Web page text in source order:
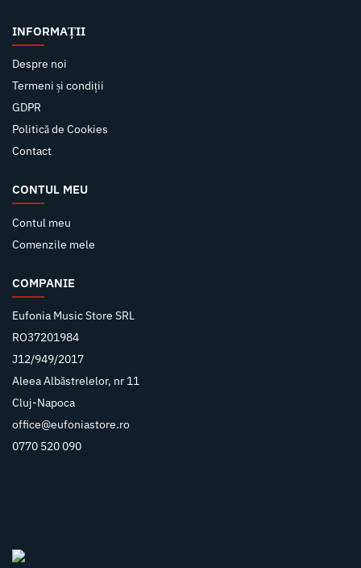
INFORMAȚII
Despre noi
Termeni și condiții
GDPR
Politică de Cookies
Contact
CONTUL MEU
Contul meu
Comenzile mele
COMPANIE
Eufonia Music Store SRL
RO37201984
J12/949/2017
Aleea Albăstrelelor, nr 11
Cluj-Napoca
office@eufoniastore.ro
0770 520 090